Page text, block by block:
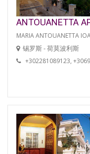
ANTOUANETTA
MARIA ANTOUANETTA
锡罗斯 - 荷莫波利斯
+302281089123,